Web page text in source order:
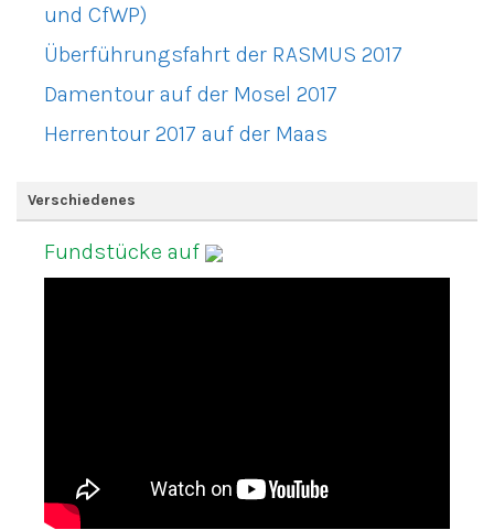
und CfWP)
Überführungsfahrt der RASMUS 2017
Damentour auf der Mosel 2017
Herrentour 2017 auf der Maas
Verschiedenes
Fundstücke auf